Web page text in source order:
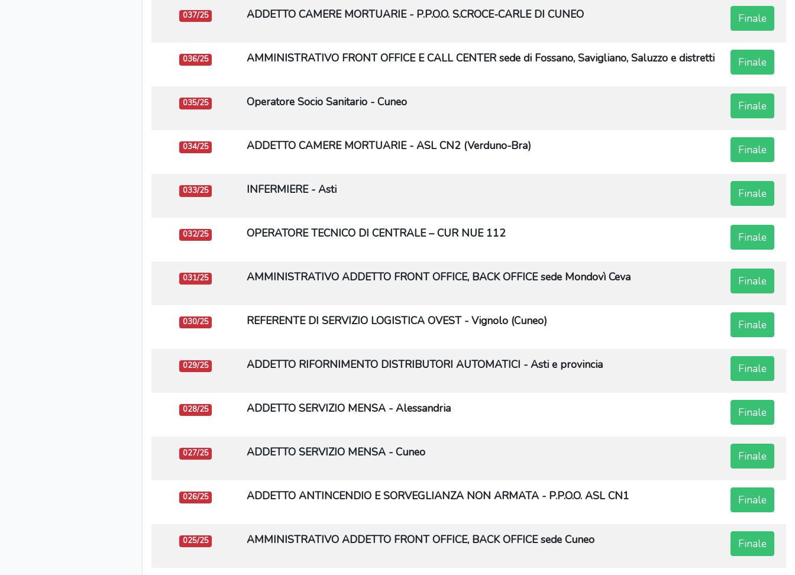
037/25 ADDETTO CAMERE MORTUARIE - P.P.O.O. S.CROCE-CARLE DI CUNEO Finale
036/25 AMMINISTRATIVO FRONT OFFICE E CALL CENTER sede di Fossano, Savigliano, Saluzzo e distretti Finale
035/25 Operatore Socio Sanitario - Cuneo Finale
034/25 ADDETTO CAMERE MORTUARIE - ASL CN2 (Verduno-Bra) Finale
033/25 INFERMIERE - Asti Finale
032/25 OPERATORE TECNICO DI CENTRALE – CUR NUE 112 Finale
031/25 AMMINISTRATIVO ADDETTO FRONT OFFICE, BACK OFFICE sede Mondovì Ceva Finale
030/25 REFERENTE DI SERVIZIO LOGISTICA OVEST - Vignolo (Cuneo) Finale
029/25 ADDETTO RIFORNIMENTO DISTRIBUTORI AUTOMATICI - Asti e provincia Finale
028/25 ADDETTO SERVIZIO MENSA - Alessandria Finale
027/25 ADDETTO SERVIZIO MENSA - Cuneo Finale
026/25 ADDETTO ANTINCENDIO E SORVEGLIANZA NON ARMATA - P.P.O.O. ASL CN1 Finale
025/25 AMMINISTRATIVO ADDETTO FRONT OFFICE, BACK OFFICE sede Cuneo Finale